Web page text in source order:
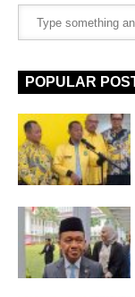
POPULAR